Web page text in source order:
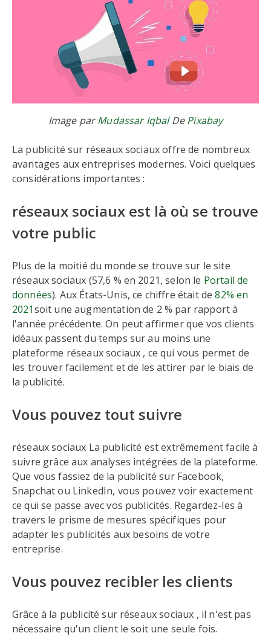
Image parMudassar IqbalDePixabay
La publicité sur réseaux sociaux offre de nombreux
avantages aux entreprises modernes. Voici quelques
considérations importantes :
réseaux sociaux est là où se trouve
votre public
Plus de la moitié du monde se trouve sur le site
réseaux sociaux (57,6 % en 2021, selon le Portail de
données). Aux États-Unis, ce chiffre était de82% en
2021soit une augmentation de 2 % par rapport à
l'année précédente. On peut affirmer que vos clients
idéaux passent du temps sur au moins une
plateforme réseaux sociaux , ce qui vous permet de
les trouver facilement et de les attirer par le biais de
la publicité.
Vous pouvez tout suivre
réseaux sociaux La publicité est extrêmement facile à
suivre grâce aux analyses intégrées de la plateforme.
Que vous fassiez de la publicité sur Facebook,
Snapchat ou LinkedIn, vous pouvez voir exactement
ce qui se passe avec vos publicités. Regardez-les à
travers le prisme de mesures spécifiques pour
adapter les publicités aux besoins de votre
entreprise.
Vous pouvez recibler les clients
Grâce à la publicité sur réseaux sociaux , il n'est pas
nécessaire qu'un client le soit une seule fois.